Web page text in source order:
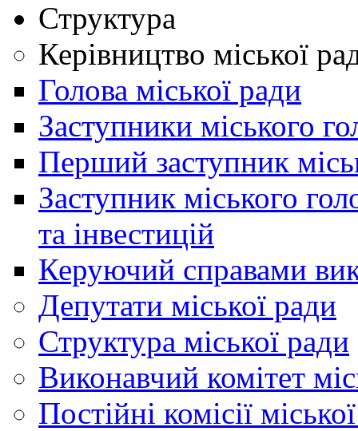
Структура
Керівництво міської
Голова міської ради
Заступники міського
Перший заступник
Заступник міського
та інвестицій
Керуючий справами
Депутати міської ради
Структура міської ради
Виконавчий комітет
Постійні комісії